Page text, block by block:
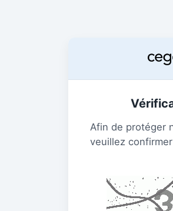
Afin de protéger
veuillez